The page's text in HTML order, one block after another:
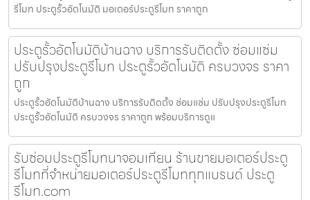
รีโมท ประตูรั้วอัตโนมัติ มอเตอร์ประตูรีโมท ราคาถูก
ประตูรั้วอัตโนมัติบ้านฉาง บริการรับติดตั้ง ซ่อมแซ่ม
ปรับปรุงประตูรีโมท ประตูรั้วอัตโนมัติ ครบวงจร ราคา
ถูก
ประตูรั้วอัตโนมัติบ้านฉาง บริการรับติดตั้ง ซ่อมแซ่ม ปรับปรุงประตูรีโมท
ประตูรั้วอัตโนมัติ ครบวงจร ราคาถูก พร้อมบริการดูแ
รับซ่อมประตูรีโมทนาจอมเทียน ร้านขายมอเตอร์ประตู
รีโมทที่จำหน่ายมอเตอร์ประตูรีโมททุกแบรนด์ ประตู
รีโมท.com